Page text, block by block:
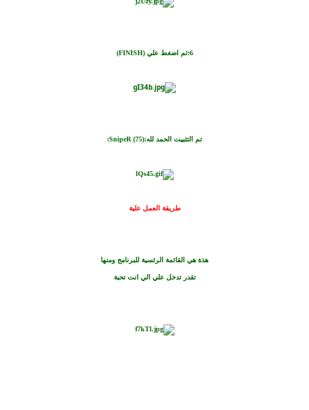
6:ثم اضغط علي (FINISH)
تم التثبيت الحمد لله:SnipeR (75):
طريقة العمل علية
هذة هي القائمة الرئسية للبرنامج ومنها
تقدر تدخل علي الي انت تحبة